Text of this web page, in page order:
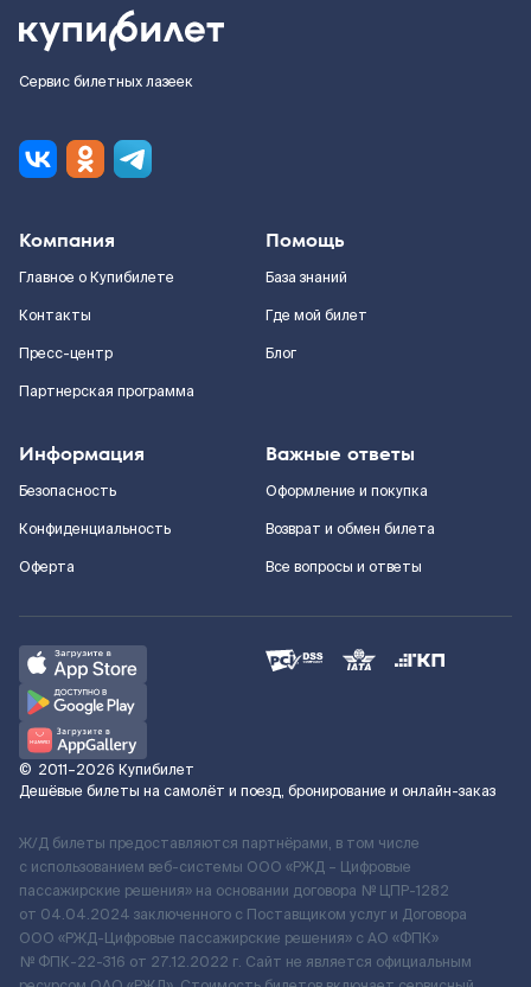
Сервис билетных лазеек
Компания
Главное о Купибилете
Контакты
Пресс-центр
Партнерская программа
Помощь
База знаний
Где мой билет
Блог
Информация
Безопасность
Конфиденциальность
Оферта
Важные ответы
Оформление и покупка
Возврат и обмен билета
Все вопросы и ответы
© 2011–2026 Купибилет
Дешёвые билеты на самолёт и поезд, бронирование и онлайн-заказ
Ж/Д билеты предоставляются партнёрами, в том числе
с использованием веб-системы ООО «РЖД – Цифровые
пассажирские решения» на основании договора № ЦПР-1282
от 04.04.2024 заключенного с Поставщиком услуг и Договора
ООО «РЖД-Цифровые пассажирские решения» c АО «ФПК»
№ ФПК-22-316 от 27.12.2022 г. Сайт не является официальным